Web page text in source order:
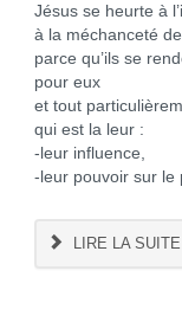
Jésus se heurte à
à la méchanceté
parce qu’ils se
pour eux
et tout
qui est la leur :
-leur influence,
-leur pouvoir sur le
LIRE LA